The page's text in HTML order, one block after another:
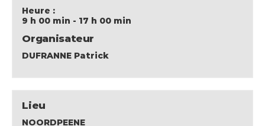
Heure :
9 h 00 min - 17 h 00 min
Organisateur
DUFRANNE Patrick
Lieu
NOORDPEENE